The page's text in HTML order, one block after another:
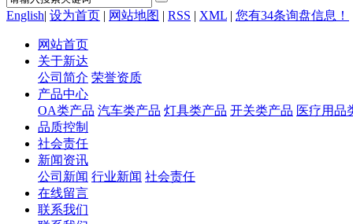
English| 设为首页 | 网站地图 | RSS | XML | 您有34条询盘信息！
网站首页
关于新达
公司简介 荣誉资质
产品中心
OA类产品 汽车类产品 灯具类产品 开关类产品 医疗用品
品质控制
社会责任
新闻资讯
公司新闻 行业新闻 社会责任
在线留言
联系我们